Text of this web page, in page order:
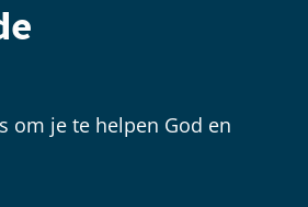
om je te helpen God en